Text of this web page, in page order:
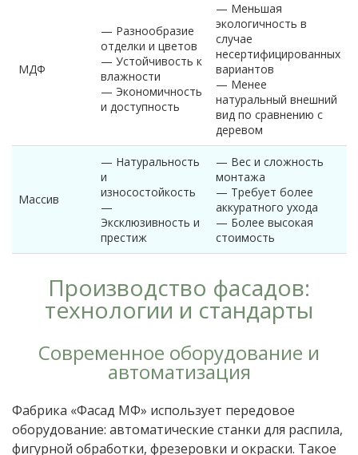
МДФ
— Разнообразие
отделки и цветов
— Устойчивость к
влажности
— Экономичность
и доступность
— Меньшая
экологичность в
случае
несертифицированных
вариантов
— Менее
натуральный внешний
вид по сравнению с
деревом
Массив
— Натуральность
и
износостойкость
—
Эксклюзивность и
престиж
— Вес и сложность
монтажа
— Требует более
аккуратного ухода
— Более высокая
стоимость
Производство фасадов:
технологии и стандарты
Современное оборудование и
автоматизация
Фабрика «Фасад МФ» использует передовое
оборудование: автоматические станки для распила,
фигурной обработки, фрезеровки и окраски. Такое